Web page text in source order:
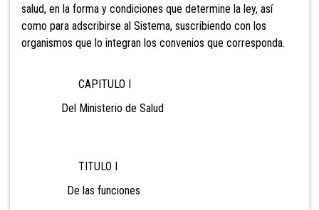
salud, en la forma y condiciones que determine la ley, así
como para adscribirse al Sistema, suscribiendo con los
organismos que lo integran los convenios que corresponda.
CAPITULO I
Del Ministerio de Salud
TITULO I
De las funciones